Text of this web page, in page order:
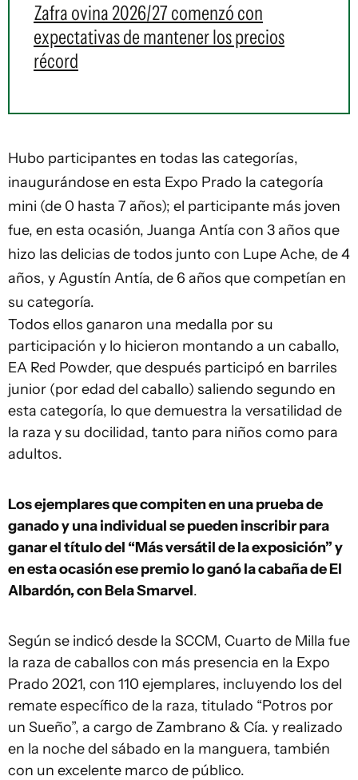
Zafra ovina 2026/27 comenzó con
expectativas de mantener los precios
récord
Hubo participantes en todas las categorías,
inaugurándose en esta Expo Prado la categoría
mini (de 0 hasta 7 años); el participante más joven
fue, en esta ocasión, Juanga Antía con 3 años que
hizo las delicias de todos junto con Lupe Ache, de 4
años, y Agustín Antía, de 6 años que competían en
su categoría.
Todos ellos ganaron una medalla por su
participación y lo hicieron montando a un caballo,
EA Red Powder, que después participó en barriles
junior (por edad del caballo) saliendo segundo en
esta categoría, lo que demuestra la versatilidad de
la raza y su docilidad, tanto para niños como para
adultos.
Los ejemplares que compiten en una prueba de
ganado y una individual se pueden inscribir para
ganar el título del “Más versátil de la exposición” y
en esta ocasión ese premio lo ganó la cabaña de El
Albardón, con Bela Smarvel.
Según se indicó desde la SCCM, Cuarto de Milla fue
la raza de caballos con más presencia en la Expo
Prado 2021, con 110 ejemplares, incluyendo los del
remate específico de la raza, titulado “Potros por
un Sueño”, a cargo de Zambrano & Cía. y realizado
en la noche del sábado en la manguera, también
con un excelente marco de público.